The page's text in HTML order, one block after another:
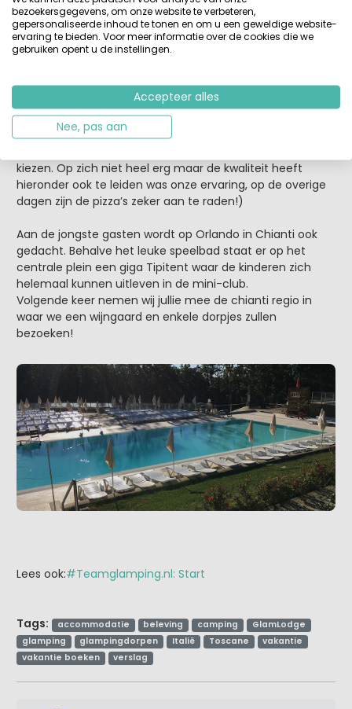
De voorzieningen op de camping zijn zeker luxe te
Speelbad en normaal zwembad), een prima restaurant
en een kleine supermarkt, waar ’s ochtends vers brood te
halen was, waren wij meer dan tevreden!
(Wel een tip voor bezoek aan het restaurant: Zaterdag is
kiezen. Op zich niet heel erg maar de kwaliteit heeft
hieronder ook te leiden was onze ervaring, op de overige
dagen zijn de pizza’s zeker aan te raden!)
Aan de jongste gasten wordt op Orlando in Chianti ook
gedacht. Behalve het leuke speelbad staat er op het
centrale plein een giga Tipitent waar de kinderen zich
helemaal kunnen uitleven in de mini-club.
Volgende keer nemen wij jullie mee de chianti regio in
waar we een wijngaard en enkele dorpjes zullen
bezoeken!
Lees ook:#Teamglamping.nl: Start
Tags: accommodatie beleving camping
GlamLodge
glamping
glampingdorpen Italië Toscane
vakantie
vakantie boeken
verslag
bezoekersgegevens, om onze website te verbeteren,
gepersonaliseerde inhoud te tonen en om u een geweldige website-
ervaring te bieden. Voor meer informatie over de cookies die we
gebruiken opent u de instellingen.
Accepteer alles
Nee, pas aan